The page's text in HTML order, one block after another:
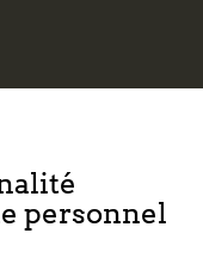
personnel